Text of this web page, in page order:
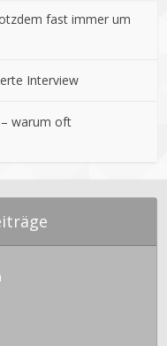
fast immer um
Interview
warum oft